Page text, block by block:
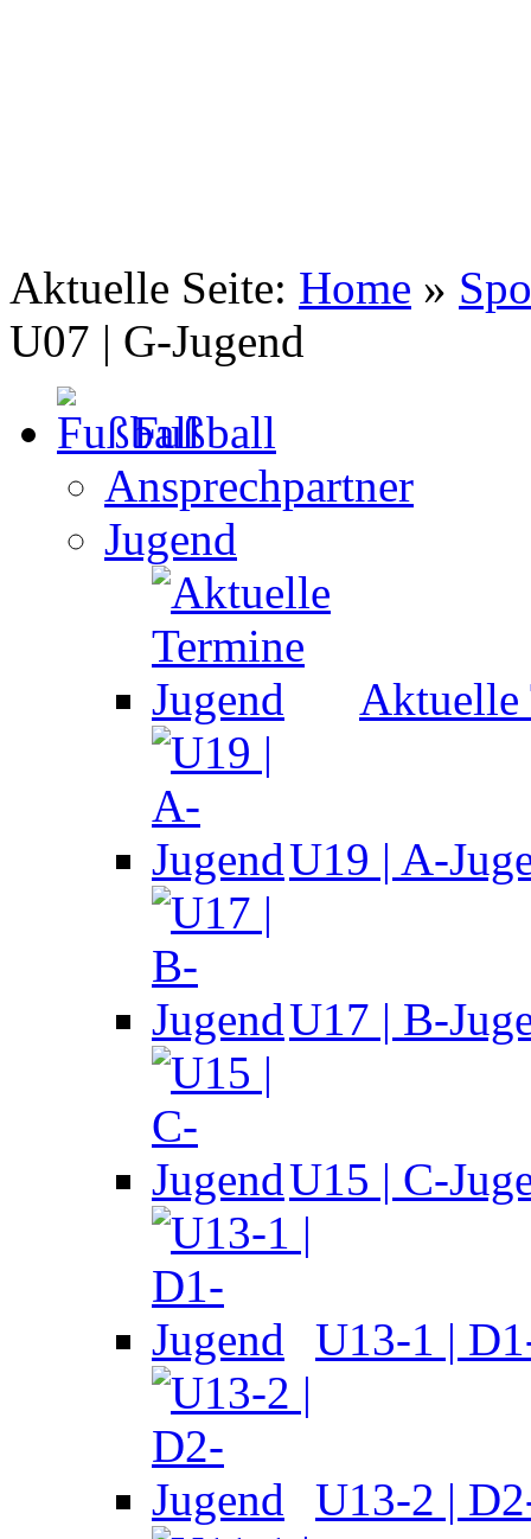
Aktuelle Seite: Home »
U07 | G-Jugend
Fußball
Ansprechpartner
Jugend
Aktuelle
U19 | A-
U17 | B-
U15 | C-
U13-1 |
U13-2 |